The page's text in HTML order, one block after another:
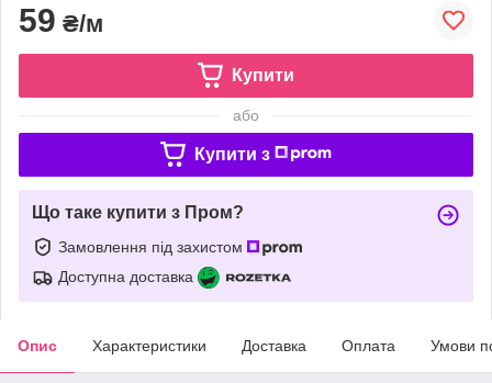
59 ₴/м
Купити
або
Купити з
Що таке купити з Пром?
Замовлення під захистом
Доступна доставка
Опис Характеристики Доставка Оплата Умови